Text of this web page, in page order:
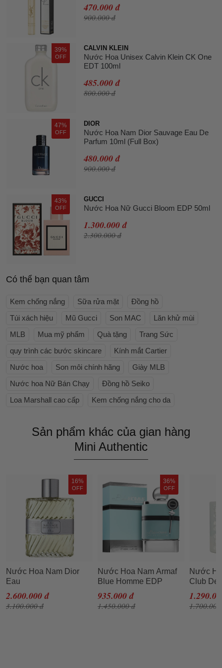
470.000 đ
900.000 đ
39%
OFF
CALVIN KLEIN
Nước Hoa Unisex Calvin Klein CK One
EDT 100ml
485.000 đ
800.000 đ
47%
OFF
DIOR
Nước Hoa Nam Dior Sauvage Eau De
Parfum 10ml (Full Box)
480.000 đ
900.000 đ
43%
OFF
GUCCI
Nước Hoa Nữ Gucci Bloom EDP 50ml
1.300.000 đ
2.300.000 đ
Có thể bạn quan tâm
Kem chống nắng Sữa rửa mặt
Đồng hồ
Túi xách hiệu
Mũ Gucci Son MAC
Lăn khử mùi
MLB
Mua mỹ phẩm Quà tặng
Trang Sức
quy trình các bước skincare
Kính mắt Cartier
Nước hoa
Son môi chính hãng
Giày MLB
Nước hoa Nữ Bán Chạy
Đồng hồ Seiko
Loa Marshall cao cấp
Kem chống nắng cho da
Sản phẩm khác của gian hàng
Mini Authentic
16%
OFF
Nước Hoa Nam Dior
Eau
Sauvage EDT 100ml
2.600.000 đ
3.100.000 đ
36%
OFF
Nước Hoa Nam Armaf
Blue Homme EDP
100ml
935.000 đ
1.450.000 đ
Nước
Club De
Eau De